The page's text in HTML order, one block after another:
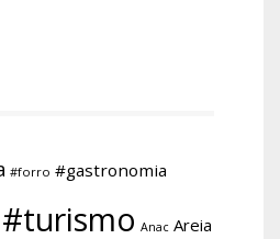
#forro #gastronomia
#turismo Anac Areia